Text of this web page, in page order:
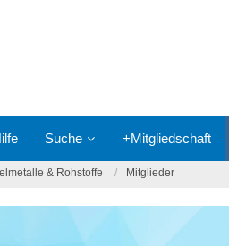
Suche +Mitgliedschaft
& Rohstoffe Mitglieder